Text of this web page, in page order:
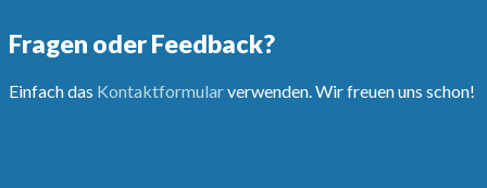
Fragen oder Feedback?
Einfach das Kontaktformularverwenden. Wir freuen uns schon!